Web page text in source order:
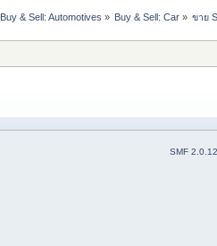
Buy & Sell: Automotives » Buy & Sell: Car» ขาย
SMF 2.0.12